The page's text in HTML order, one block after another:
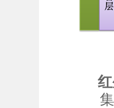
红
集